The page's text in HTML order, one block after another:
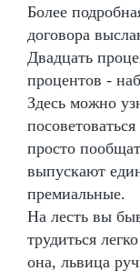
Более
договора
Двадцать
процентов -
Здесь можно
просто
выпускают
премиальные.
На лесть вы
трудиться
она, львица